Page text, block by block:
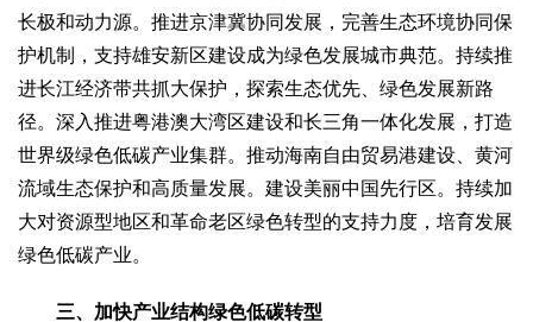
长极和动力源。推进京津冀协同发展，完善生态环境协同保
护机制，支持雄安新区建设成为绿色发展城市典范。持续推
进长江经济带共抓大保护，探索生态优先、绿色发展新路
径。深入推进粤港澳大湾区建设和长三角一体化发展，打造
世界级绿色低碳产业集群。推动海南自由贸易港建设、黄河
流域生态保护和高质量发展。建设美丽中国先行区。持续加
大对资源型地区和革命老区绿色转型的支持力度，培育发展
绿色低碳产业。
三、加快产业结构绿色低碳转型